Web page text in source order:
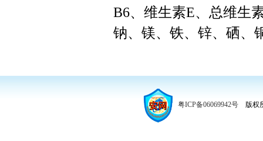
B6、维生素E、总维生
钠、镁、铁、锌、硒、
粤ICP备06069942号 版权